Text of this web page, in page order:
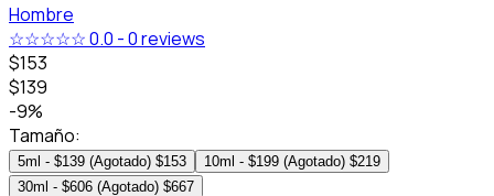
Hombre
☆☆☆☆☆0.0 -0 reviews
$153
$139
-9%
Tamaño:
5ml - $139 (Agotado) $153 10ml - $199 (Agotado) $219
30ml - $606 (Agotado) $667